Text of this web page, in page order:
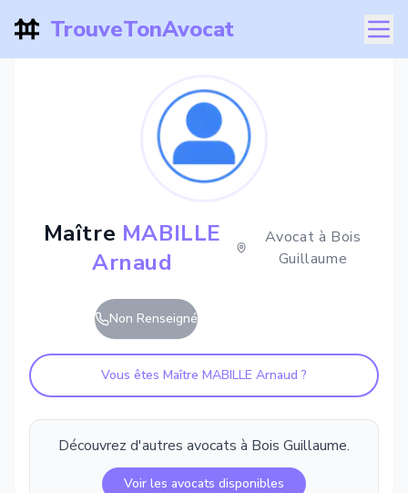
TrouveTonAvocat
Maître MABILLE
Arnaud
Avocat à Bois
Guillaume
Non Renseigné
Vous êtes Maître MABILLE Arnaud ?
Découvrez d'autres avocats à Bois Guillaume.
Voir les avocats disponibles